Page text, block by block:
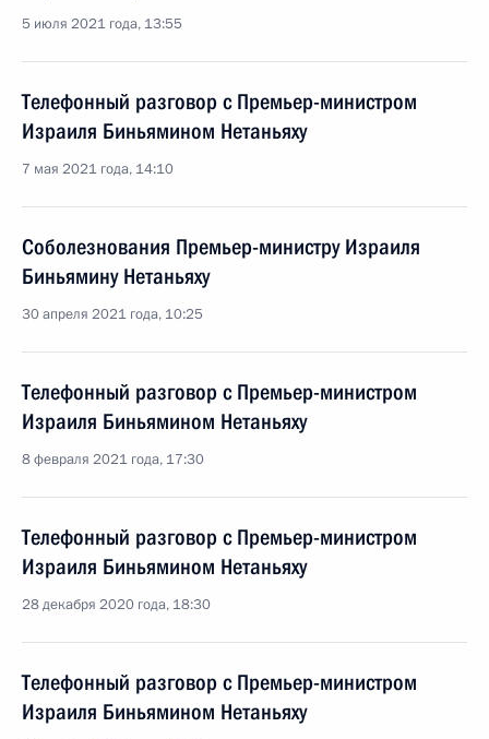
5 июля 2021 года, 13:55
Телефонный разговор с Премьер-министром
Израиля Биньямином Нетаньяху
7 мая 2021 года, 14:10
Соболезнования Премьер-министру Израиля
Биньямину Нетаньяху
30 апреля 2021 года, 10:25
Телефонный разговор с Премьер-министром
Израиля Биньямином Нетаньяху
8 февраля 2021 года, 17:30
Телефонный разговор с Премьер-министром
Израиля Биньямином Нетаньяху
28 декабря 2020 года, 18:30
Телефонный разговор с Премьер-министром
Израиля Биньямином Нетаньяху